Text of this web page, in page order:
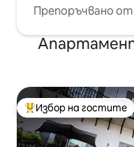
Препоръчвано
Най-популярен избор
Избор на гостите